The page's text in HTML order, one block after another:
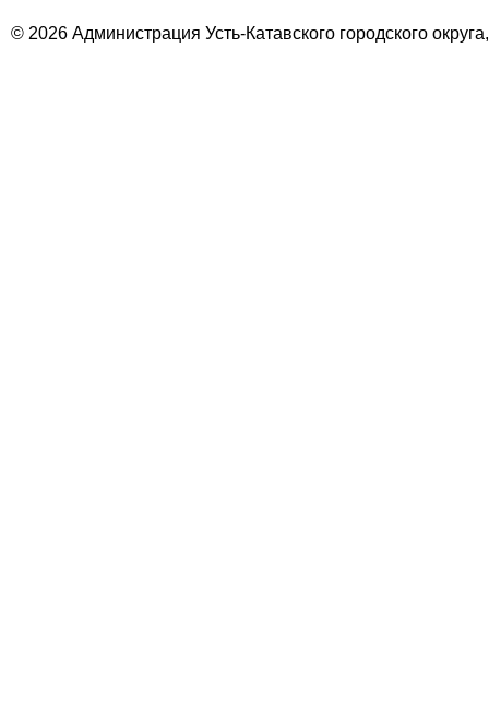
© 2026 Администрация Усть-Катавского городского